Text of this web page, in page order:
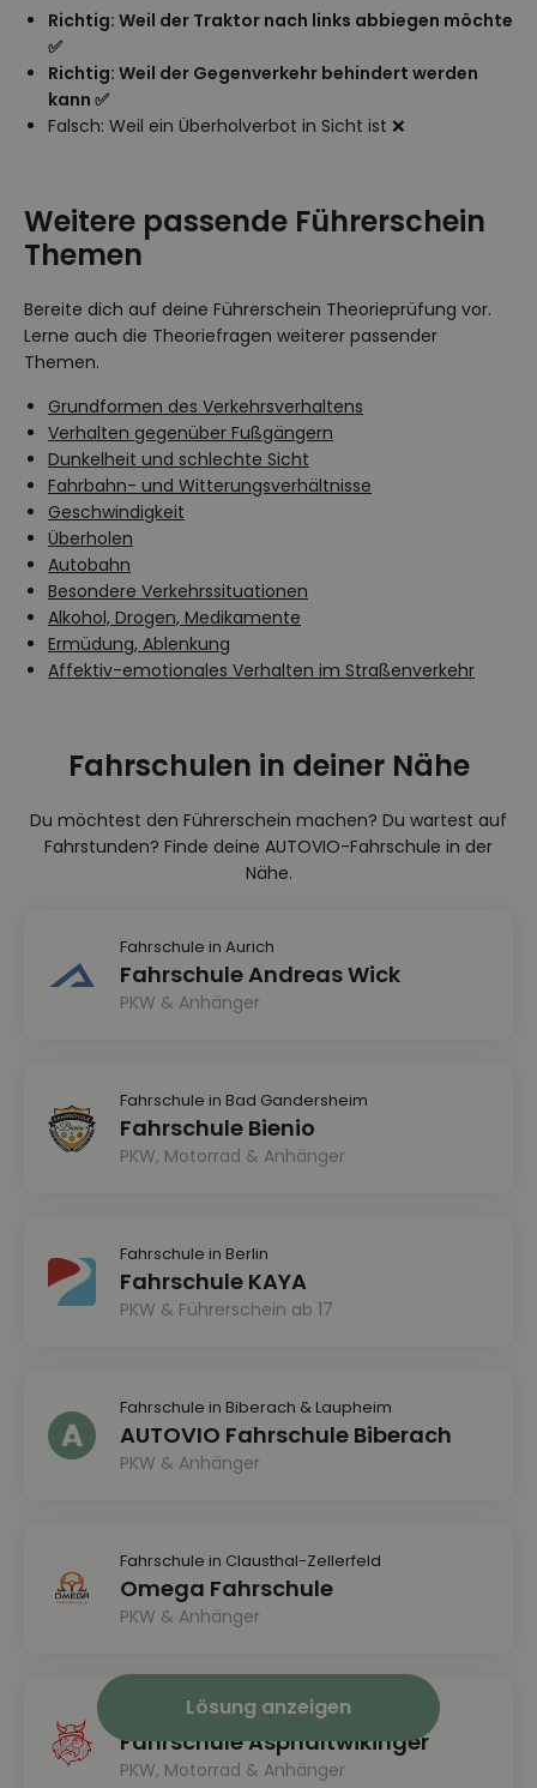
Lösung anzeigen
Richtig: Weil der Traktor nach links abbiegen möchte
✅
Richtig: Weil der Gegenverkehr behindert werden
kann ✅
Falsch: Weil ein Überholverbot in Sicht ist ❌
Weitere passende Führerschein
Themen
Bereite dich auf deine Führerschein Theorieprüfung vor.
Lerne auch die Theoriefragen weiterer passender
Themen.
Grundformen des Verkehrsverhaltens
Verhalten gegenüber Fußgängern
Dunkelheit und schlechte Sicht
Fahrbahn- und Witterungsverhältnisse
Geschwindigkeit
Überholen
Autobahn
Besondere Verkehrssituationen
Alkohol, Drogen, Medikamente
Ermüdung, Ablenkung
Affektiv-emotionales Verhalten im Straßenverkehr
Fahrschulen in deiner Nähe
Du möchtest den Führerschein machen? Du wartest auf
Fahrstunden? Finde deine AUTOVIO-Fahrschule in der
Nähe.
Fahrschule in Aurich
Fahrschule Andreas Wick
PKW & Anhänger
Fahrschule in Bad Gandersheim
Fahrschule Bienio
PKW, Motorrad & Anhänger
Fahrschule in Berlin
Fahrschule KAYA
PKW & Führerschein ab 17
Fahrschule in Biberach & Laupheim
AUTOVIO Fahrschule Biberach
PKW & Anhänger
Fahrschule in Clausthal-Zellerfeld
Omega Fahrschule
PKW & Anhänger
Fahrschule in Eutin & Malente
Fahrschule Asphaltwikinger
PKW, Motorrad & Anhänger